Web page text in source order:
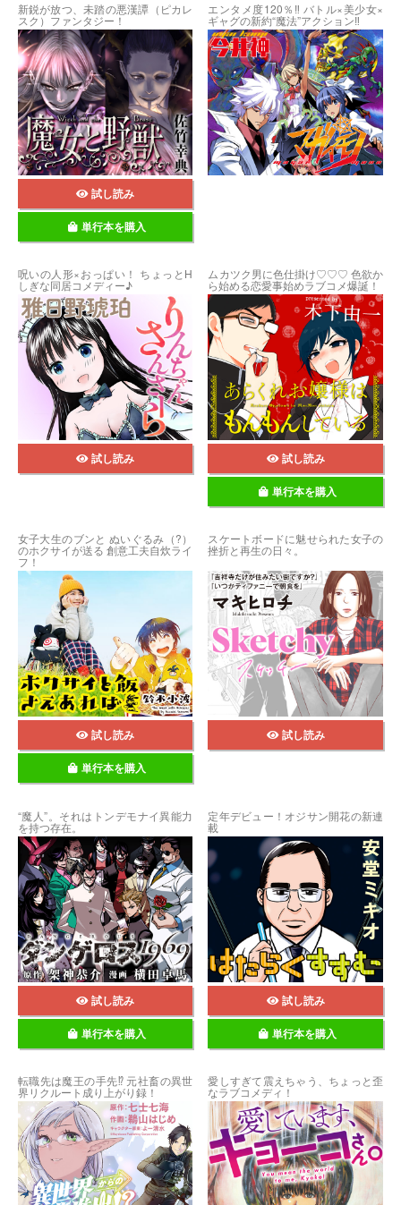
新鋭が放つ、未踏の悪漢譚（ピカレ
スク）ファンタジー！
試し読み
単行本を購入
エンタメ度120％‼ バトル×美少女×
ギャグの新約“魔法”アクション‼
呪いの人形×おっぱい！ ちょっとH
しぎな同居コメディー♪
試し読み
ムカツク男に色仕掛け♡♡♡ 色欲か
ら始める恋愛事始めラブコメ爆誕！
試し読み
単行本を購入
女子大生のブンと ぬいぐるみ（?）
のホクサイが送る 創意工夫自炊ライ
フ！
試し読み
単行本を購入
スケートボードに魅せられた女子の
挫折と再生の日々。
試し読み
“魔人”。それはトンデモナイ異能力
を持つ存在。
試し読み
単行本を購入
定年デビュー！オジサン開花の新連
載
試し読み
単行本を購入
転職先は魔王の手先⁉ 元社畜の異世
界リクルート成り上がり録！
愛しすぎて震えちゃう、ちょっと歪
なラブコメディ！